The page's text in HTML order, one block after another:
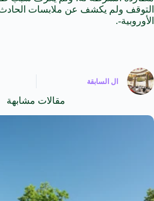
التوقف ولم يكشف عن ملابسات
الأوروبية-.
ال السابقة
مقالات مشابهة